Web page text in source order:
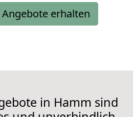
erhalten
in Hamm sind